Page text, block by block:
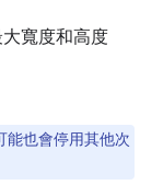
寬度和高度
也會停用其他次